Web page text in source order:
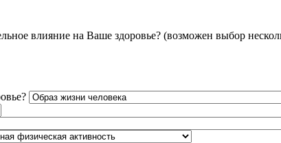
влияние на Ваше здоровье? (возможен выбор